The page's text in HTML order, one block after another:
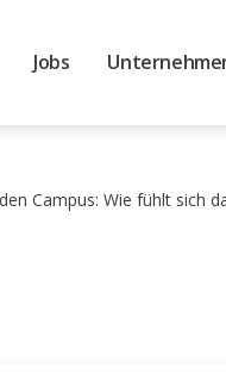
Jobs
Campus: Wie fühlt sich